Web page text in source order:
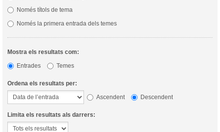
Només títols de tema
Només la primera entrada dels temes
Mostra els resultats com:
Entrades
Temes
Ordena els resultats per:
Ascendent
Descendent
Limita els resultats als darrers: